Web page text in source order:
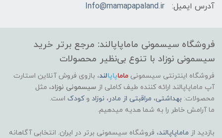
آدرس ایمیل:
Info@mamapapaland.ir
فروشگاه سیسمونی ماماپاپالند: مرجع برتر خرید
سیسمونی نوزاد با تنوع بی‌نظیر محصولات
فروشگاه اینترنتی سیسمونی ماماپاپالند، بازوی فروش آنلاین استارت
آپ ماماپاپالند ارائه کننده طیف کاملی از سیسمونی نوزاد، مثل
محصولات: بهداشتی، مراقبتی از مادر ، نوزاد وکودک است.
ما آرامش خاطر را به شما هدیه میدهیم.
بازدید از ماماپاپالند، فروشگاه سیسمونی برتر در ایران. انتخابی آگاهانه